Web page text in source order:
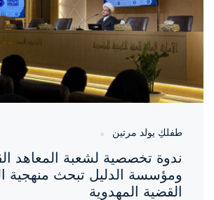
طفلكِ يولد مرتين
ندوة تخصصية لشعبة المعاهد
ومؤسسة الدليل تبحث منهجية
القضية المهدوية